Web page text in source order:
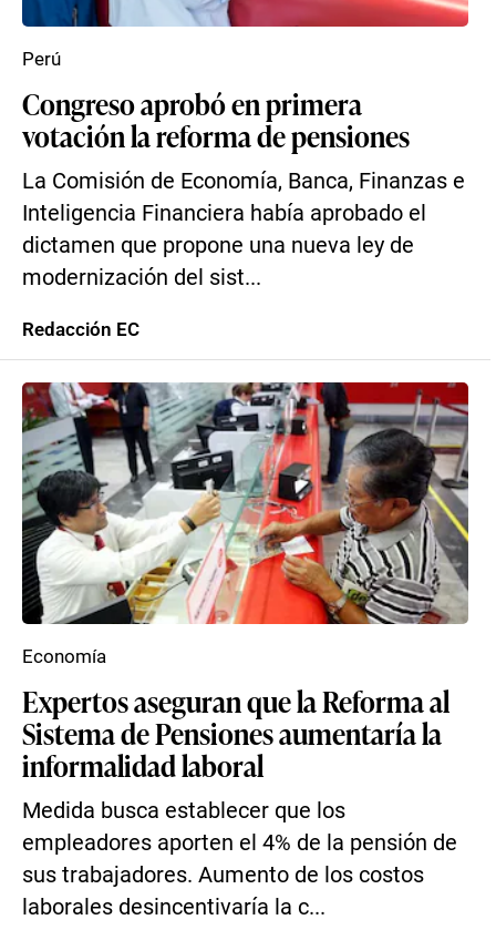
Congreso aprobó en primera
votación la reforma de pensiones
La Comisión de Economía, Banca, Finanzas e
Inteligencia Financiera había aprobado el
dictamen que propone una nueva ley de
modernización del sist...
Perú
Redacción EC
Expertos aseguran que la Reforma al
Sistema de Pensiones aumentaría la
informalidad laboral
Medida busca establecer que los
empleadores aporten el 4% de la pensión de
sus trabajadores. Aumento de los costos
laborales desincentivaría la c...
Economía